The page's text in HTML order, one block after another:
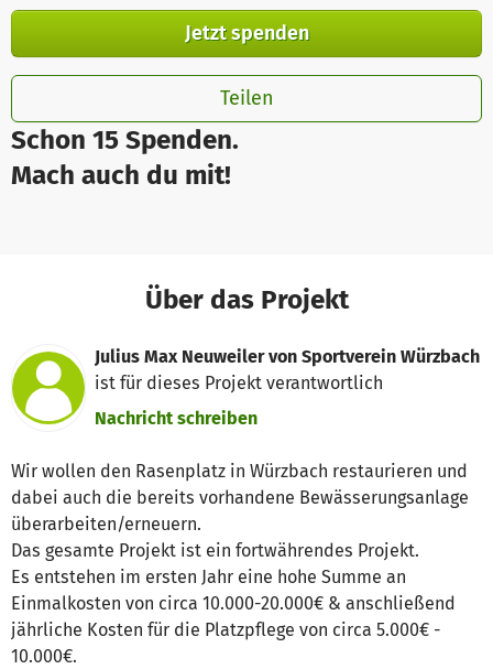
Schon 15 Spenden.
Mach auch du mit!
Jetzt spenden
Teilen
Über das Projekt
Julius Max Neuweiler von Sportverein Würzbach
ist für dieses Projekt verantwortlich
Nachricht schreiben
Wir wollen den Rasenplatz in Würzbach restaurieren und
dabei auch die bereits vorhandene Bewässerungsanlage
überarbeiten/erneuern.
Das gesamte Projekt ist ein fortwährendes Projekt.
Es entstehen im ersten Jahr eine hohe Summe an
Einmalkosten von circa 10.000-20.000€ & anschließend
jährliche Kosten für die Platzpflege von circa 5.000€ -
10.000€.